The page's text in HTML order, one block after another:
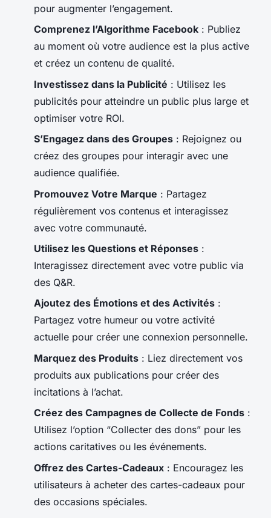
pour augmenter l’engagement.
Comprenez l’Algorithme Facebook : Publiez
au moment où votre audience est la plus active
et créez un contenu de qualité.
Investissez dans la Publicité : Utilisez les
publicités pour atteindre un public plus large et
optimiser votre ROI.
S’Engagez dans des Groupes : Rejoignez ou
créez des groupes pour interagir avec une
audience qualifiée.
Promouvez Votre Marque : Partagez
régulièrement vos contenus et interagissez
avec votre communauté.
Utilisez les Questions et Réponses :
Interagissez directement avec votre public via
des Q&R.
Ajoutez des Émotions et des Activités :
Partagez votre humeur ou votre activité
actuelle pour créer une connexion personnelle.
Marquez des Produits : Liez directement vos
produits aux publications pour créer des
incitations à l’achat.
Créez des Campagnes de Collecte de Fonds :
Utilisez l’option “Collecter des dons” pour les
actions caritatives ou les événements.
Offrez des Cartes-Cadeaux : Encouragez les
utilisateurs à acheter des cartes-cadeaux pour
des occasions spéciales.